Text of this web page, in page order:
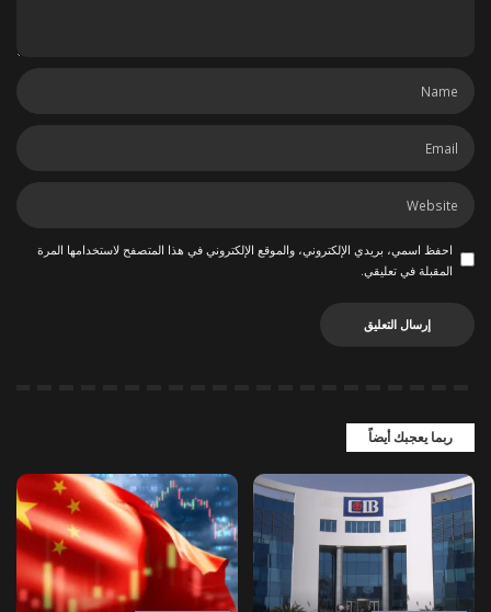
احفظ اسمي، بريدي الإلكتروني، والموقع الإلكتروني في هذا المتصفح لاستخدامها المرة
المقبلة في تعليقي.
ربما يعجبك أيضاً